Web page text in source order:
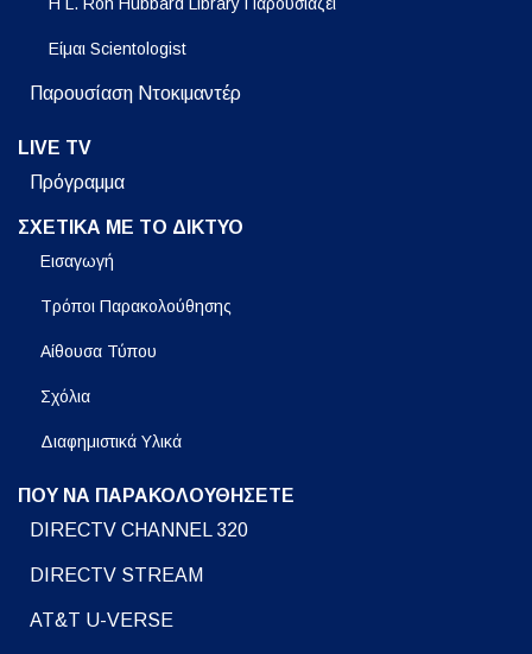
Είμαι Scientologist
Παρουσίαση Ντοκιμαντέρ
LIVE TV
Πρόγραμμα
ΣΧΕΤΙΚΑ ΜΕ ΤΟ ΔΙΚΤΥΟ
Εισαγωγή
Τρόποι Παρακολούθησης
Αίθουσα Τύπου
Σχόλια
Διαφημιστικά Υλικά
ΠΟΥ ΝΑ ΠΑΡΑΚΟΛΟΥΘΗΣΕΤΕ
DIRECTV CHANNEL 320
DIRECTV STREAM
AT&T U-VERSE